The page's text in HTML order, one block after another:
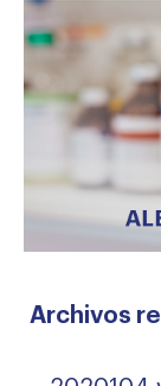
Archivos